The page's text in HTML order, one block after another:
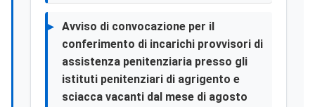
Avviso di convocazione per il
conferimento di incarichi provvisori di
assistenza penitenziaria presso gli
istituti penitenziari di agrigento e
sciacca vacanti dal mese di agosto